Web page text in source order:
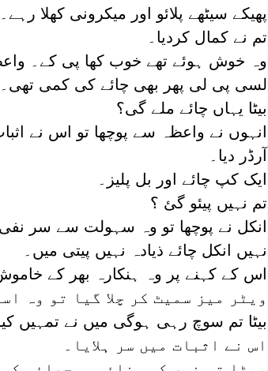
پھیکے سیٹھے پلائو اور میکرونی کھلا
تم نے کمال کردیا۔
وہ خوش ہوئے تھے خوب کھا پی کے۔ واعظہ
لسی پی لی پھر بھی چائے کی کمی تھی۔
بیٹا یہاں چائے ملے گی؟
انہوں نے واعظہ سے پوچھا تو اس نے
آرڈر دیا۔
ایک کپ چائے اور بل پلیز۔
تم نہیں پیئو گئ ؟
انکل نے پوچھا تو وہ سہولت سے سر
نہیں انکل چائے ذیادہ نہیں پیتی میں۔
اس کے کہنے پر وہ ہنکارہ بھر کے
ویٹر میز سمیٹ کر چلا گیا تو وہ
بیٹا تم سوچ رہی ہوگی میں نے تمہیں
اس نے اثبات میں سر ہلایا۔